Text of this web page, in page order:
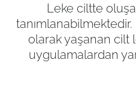
Leke ciltte
tanımlanabilmektedir.
olarak yaşanan cilt
uygulamalardan
GÜNDEM
EKONOMİ